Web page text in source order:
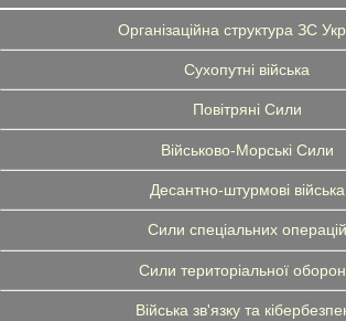
Організаційна структура ЗС
Сухопутні війська
Повітряні Сили
Військово-Морські Сили
Десантно-штурмові війська
Сили спеціальних операцій
Сили територіальної
Війська зв'язку та